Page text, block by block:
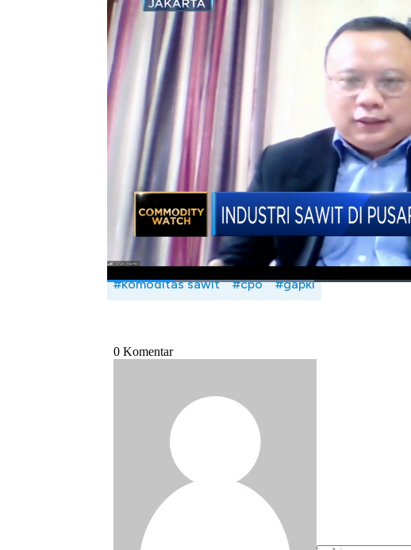
sawit mengalami hambatan dan diskriminasi dagang
pasar ke-3 terbesar saat ini.
Dalam menanggapi kondisi ini, maka penting bagi
Indonesia (GAPKI) untuk memastikan bahwa
yang selama ini banyak dipertanyakan.
Selengkapnya simak dialog Erwin Surya Brata
dalam Squawk Box, CNBC Indonesia (Selasa, 29/12/
Bagikan:
#komoditas sawit #cpo #gapki